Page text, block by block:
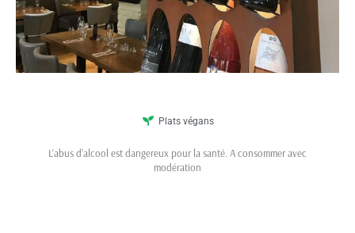
Plats végans
L’abus d’alcool est dangereux pour la santé. A consommer avec
modération